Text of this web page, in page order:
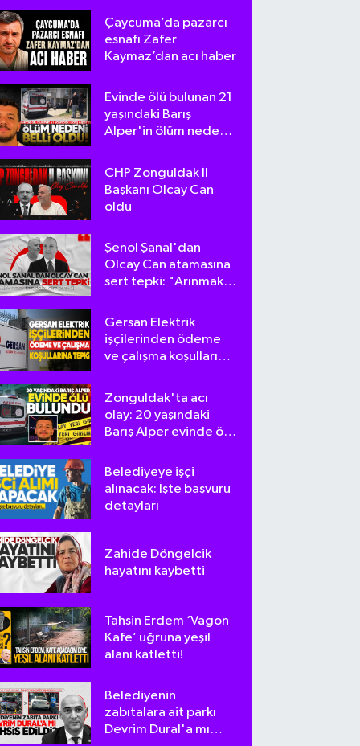
Çaycuma’da pazarcı
esnafı Zafer
Kaymaz’dan acı haber
Evinde ölü bulunan 21
yaşındaki Barış
Alper'in ölüm nedeni
CHP Zonguldak İl
Başkanı Olcay Can
oldu
Şenol Şanal'dan
Olcay Can atamasına
sert tepki: "Arınmak
gerek!"
Gersan Elektrik
işçilerinden ödeme
ve çalışma koşullarına
Zonguldak'ta acı
olay: 20 yaşındaki
Barış Alper evinde ölü
Belediyeye işçi
alınacak: İşte başvuru
detayları
Zahide Döngelcik
hayatını kaybetti
Tahsin Erdem ‘Vagon
Kafe’ uğruna yeşil
alanı katletti!
Belediyenin
zabıtalara ait parkı
Devrim Dural'a mı